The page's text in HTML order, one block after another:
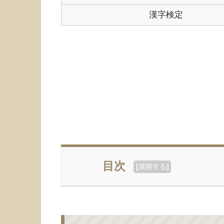
漢字検定
目次 [展開する]